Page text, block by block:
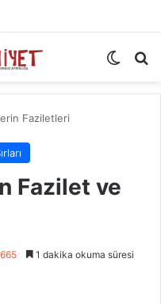
Dış
Faziletleri
Fazilet ve
1 dakika okuma süresi